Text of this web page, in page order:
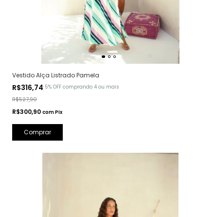
Vestido Alça Listrado Pamela
R$316,74 5% OFF comprando 4 ou mais
R$527,90
R$300,90 comPix
Comprar